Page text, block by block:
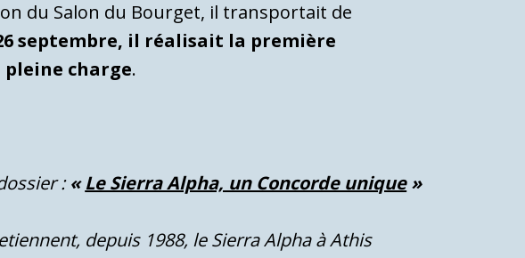
du Salon du Bourget, il transportait de
septembre, il réalisait la première
charge.
:«Le Sierra Alpha, un Concorde unique»
depuis 1988, le Sierra Alpha à Athis